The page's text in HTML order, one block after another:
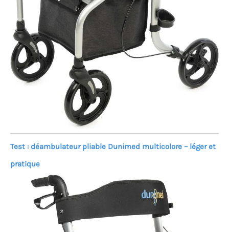
Test : déambulateur pliable Dunimed multicolore – léger et
pratique